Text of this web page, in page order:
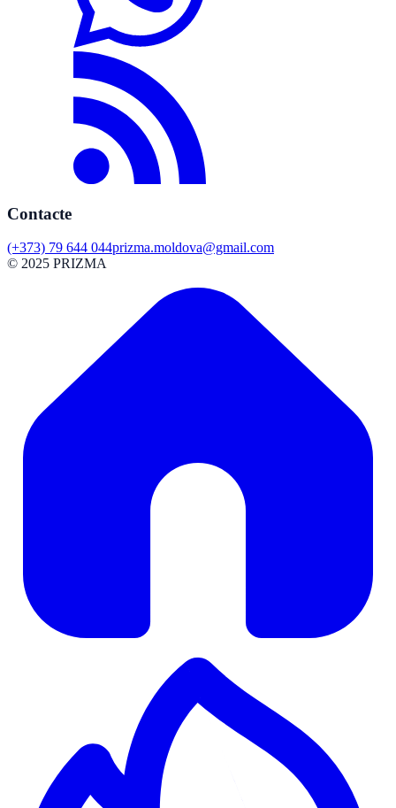
Contacte
(+373) 79 644 044prizma.moldova@gmail.com
© 2025 PRIZMA